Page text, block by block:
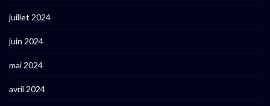
juillet 2024
juin 2024
mai 2024
avril 2024